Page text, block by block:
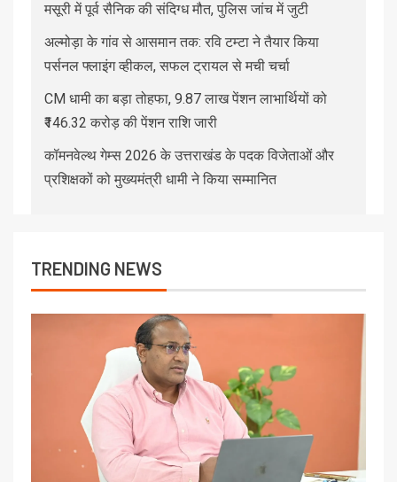
मसूरी में पूर्व सैनिक की संदिग्ध मौत, पुलिस जांच में जुटी
अल्मोड़ा के गांव से आसमान तक: रवि टम्टा ने तैयार किया
पर्सनल फ्लाइंग व्हीकल, सफल ट्रायल से मची चर्चा
CM धामी का बड़ा तोहफा, 9.87 लाख पेंशन लाभार्थियों को
₹146.32 करोड़ की पेंशन राशि जारी
कॉमनवेल्थ गेम्स 2026 के उत्तराखंड के पदक विजेताओं और
प्रशिक्षकों को मुख्यमंत्री धामी ने किया सम्मानित
TRENDING NEWS